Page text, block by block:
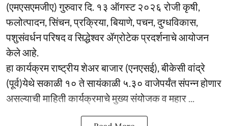
(एमएसएमजीए) गुरुवार दि. १३ ऑगस्ट २०२६ रोजी कृषी,
फलोत्पादन, सिंचन, प्रक्रिया, बियाणे, पचन, दुग्धविकास,
पशुसंवर्धन परिषद व सिद्धेश्वर ॲग्रोटेक प्रदर्शनाचे आयोजन
केले आहे.
हा कार्यक्रम राष्ट्रीय शेअर बाजार (एनएसई), बीकेसी वांद्रे
(पूर्व)येथे सकाळी १० ते सायंकाळी ५.३० वाजेपर्यंत संपन्न होणार
असल्याची माहिती कार्यक्रमाचे मुख्य संयोजक व महार ...